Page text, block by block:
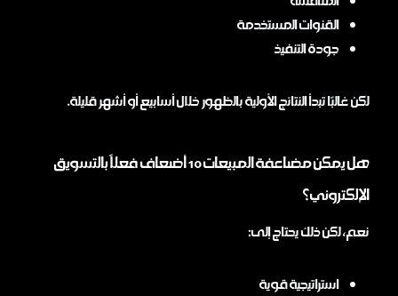
القنوات المستخدمة
جودة التنفيذ
لكن غالبًا تبدأ النتائج الأولية بالظهور خلال أسابيع أو أشهر قليلة.
هل يمكن مضاعفة المبيعات 10 أضعاف فعلاً بالتسويق
الإلكتروني؟
نعم، لكن ذلك يحتاج إلى:
استراتيجية قوية